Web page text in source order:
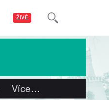
ŽIVĚ
Více…